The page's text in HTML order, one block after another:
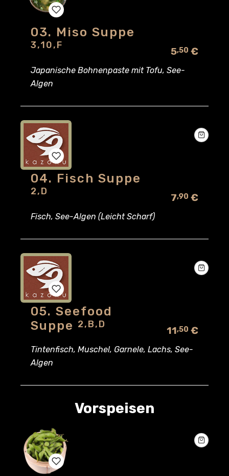
Add
wishlist
03. Miso Suppe
3,10,F
Japanische Bohnenpaste mit Tofu, See-
Algen
5,50 €
wishlist
04. Fisch Suppe
2,D
Fisch, See-Algen (Leicht Scharf)
7,90 €
to
wishlist
05. Seefood
Suppe 2,B,D
Tintenfisch, Muschel, Garnele, Lachs, See-
Algen
11,50 €
Vorspeisen